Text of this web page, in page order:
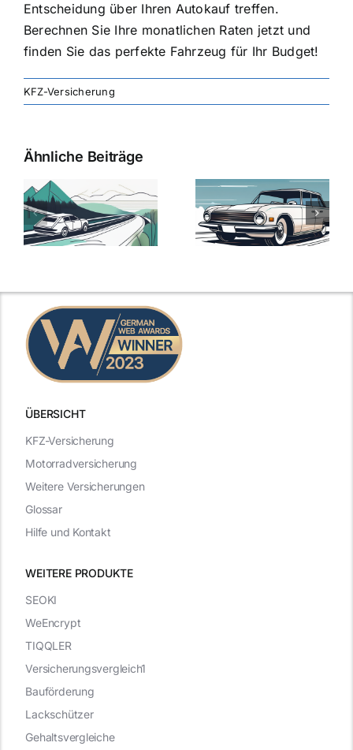
Entscheidung über Ihren Autokauf treffen.
Berechnen Sie Ihre monatlichen Raten jetzt und
finden Sie das perfekte Fahrzeug für Ihr Budget!
KFZ-Versicherung
Ähnliche Beiträge
Versicherung:
Günstige Kfz-
Versicherungstarife
mit Top-
Kfz-
Die besten
Angebote im
ÜBERSICHT
WEITERE PRODUKTE
KFZ-Versicherung
Motorradversicherung
Weitere Versicherungen
Glossar
Hilfe und Kontakt
SEOKI
WeEncrypt
TIQQLER
Versicherungsvergleich1
Bauförderung
Lackschützer
Gehaltsvergleiche